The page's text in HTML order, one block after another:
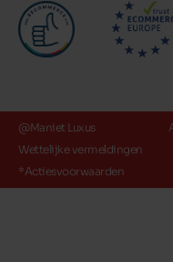
@Maniet Luxus
Wettelijke vermeldingen
*Actiesvoorwaarden